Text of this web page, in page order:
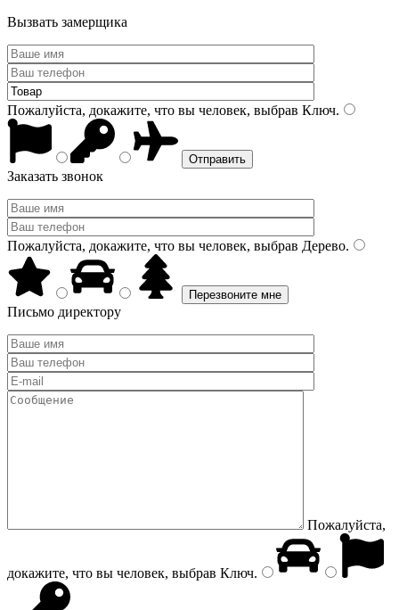
Вызвать замерщика
Пожалуйста, докажите, что вы человек, выбрав Ключ.
Заказать звонок
Пожалуйста, докажите, что вы человек, выбрав Дерево.
Письмо директору
Пожалуйста,
докажите, что вы человек, выбрав Ключ.